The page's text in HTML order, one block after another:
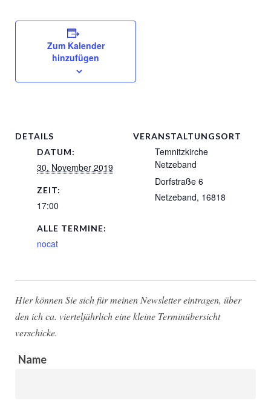
Zum Kalender
hinzufügen
DETAILS
DATUM:
30. November 2019
ZEIT:
17:00
ALLE TERMINE:
nocat
VERANSTALTUNGSORT
Temnitzkirche
Netzeband
Dorfstraße 6
Netzeband, 16818
Hier können Sie sich für meinen Newsletter eintragen, über
den ich ca. vierteljährlich eine kleine Terminübersicht
verschicke.
Name